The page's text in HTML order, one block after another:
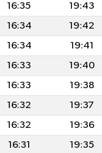
16:35 19:43
16:34 19:42
16:34 19:41
16:33 19:40
16:33 19:38
16:32 19:37
16:32 19:36
16:31 19:35